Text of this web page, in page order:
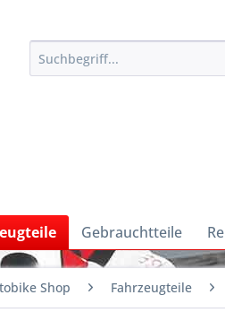
Gebrauchtteile
Shop Fahrzeugteile